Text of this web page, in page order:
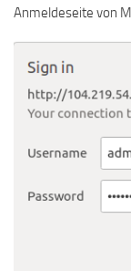
Anmeldeseite von